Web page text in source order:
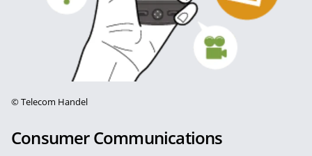
©Telecom Handel
Consumer Communications